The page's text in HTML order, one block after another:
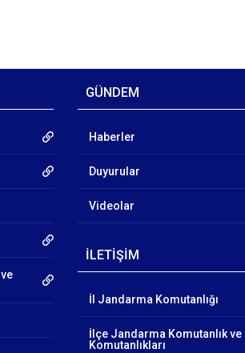
GÜNDEM
Haberler
Duyurular
Videolar
İLETİŞİM
İl Jandarma Komutanlığı
İlçe Jandarma Komutanlık ve
Komutanlıkları